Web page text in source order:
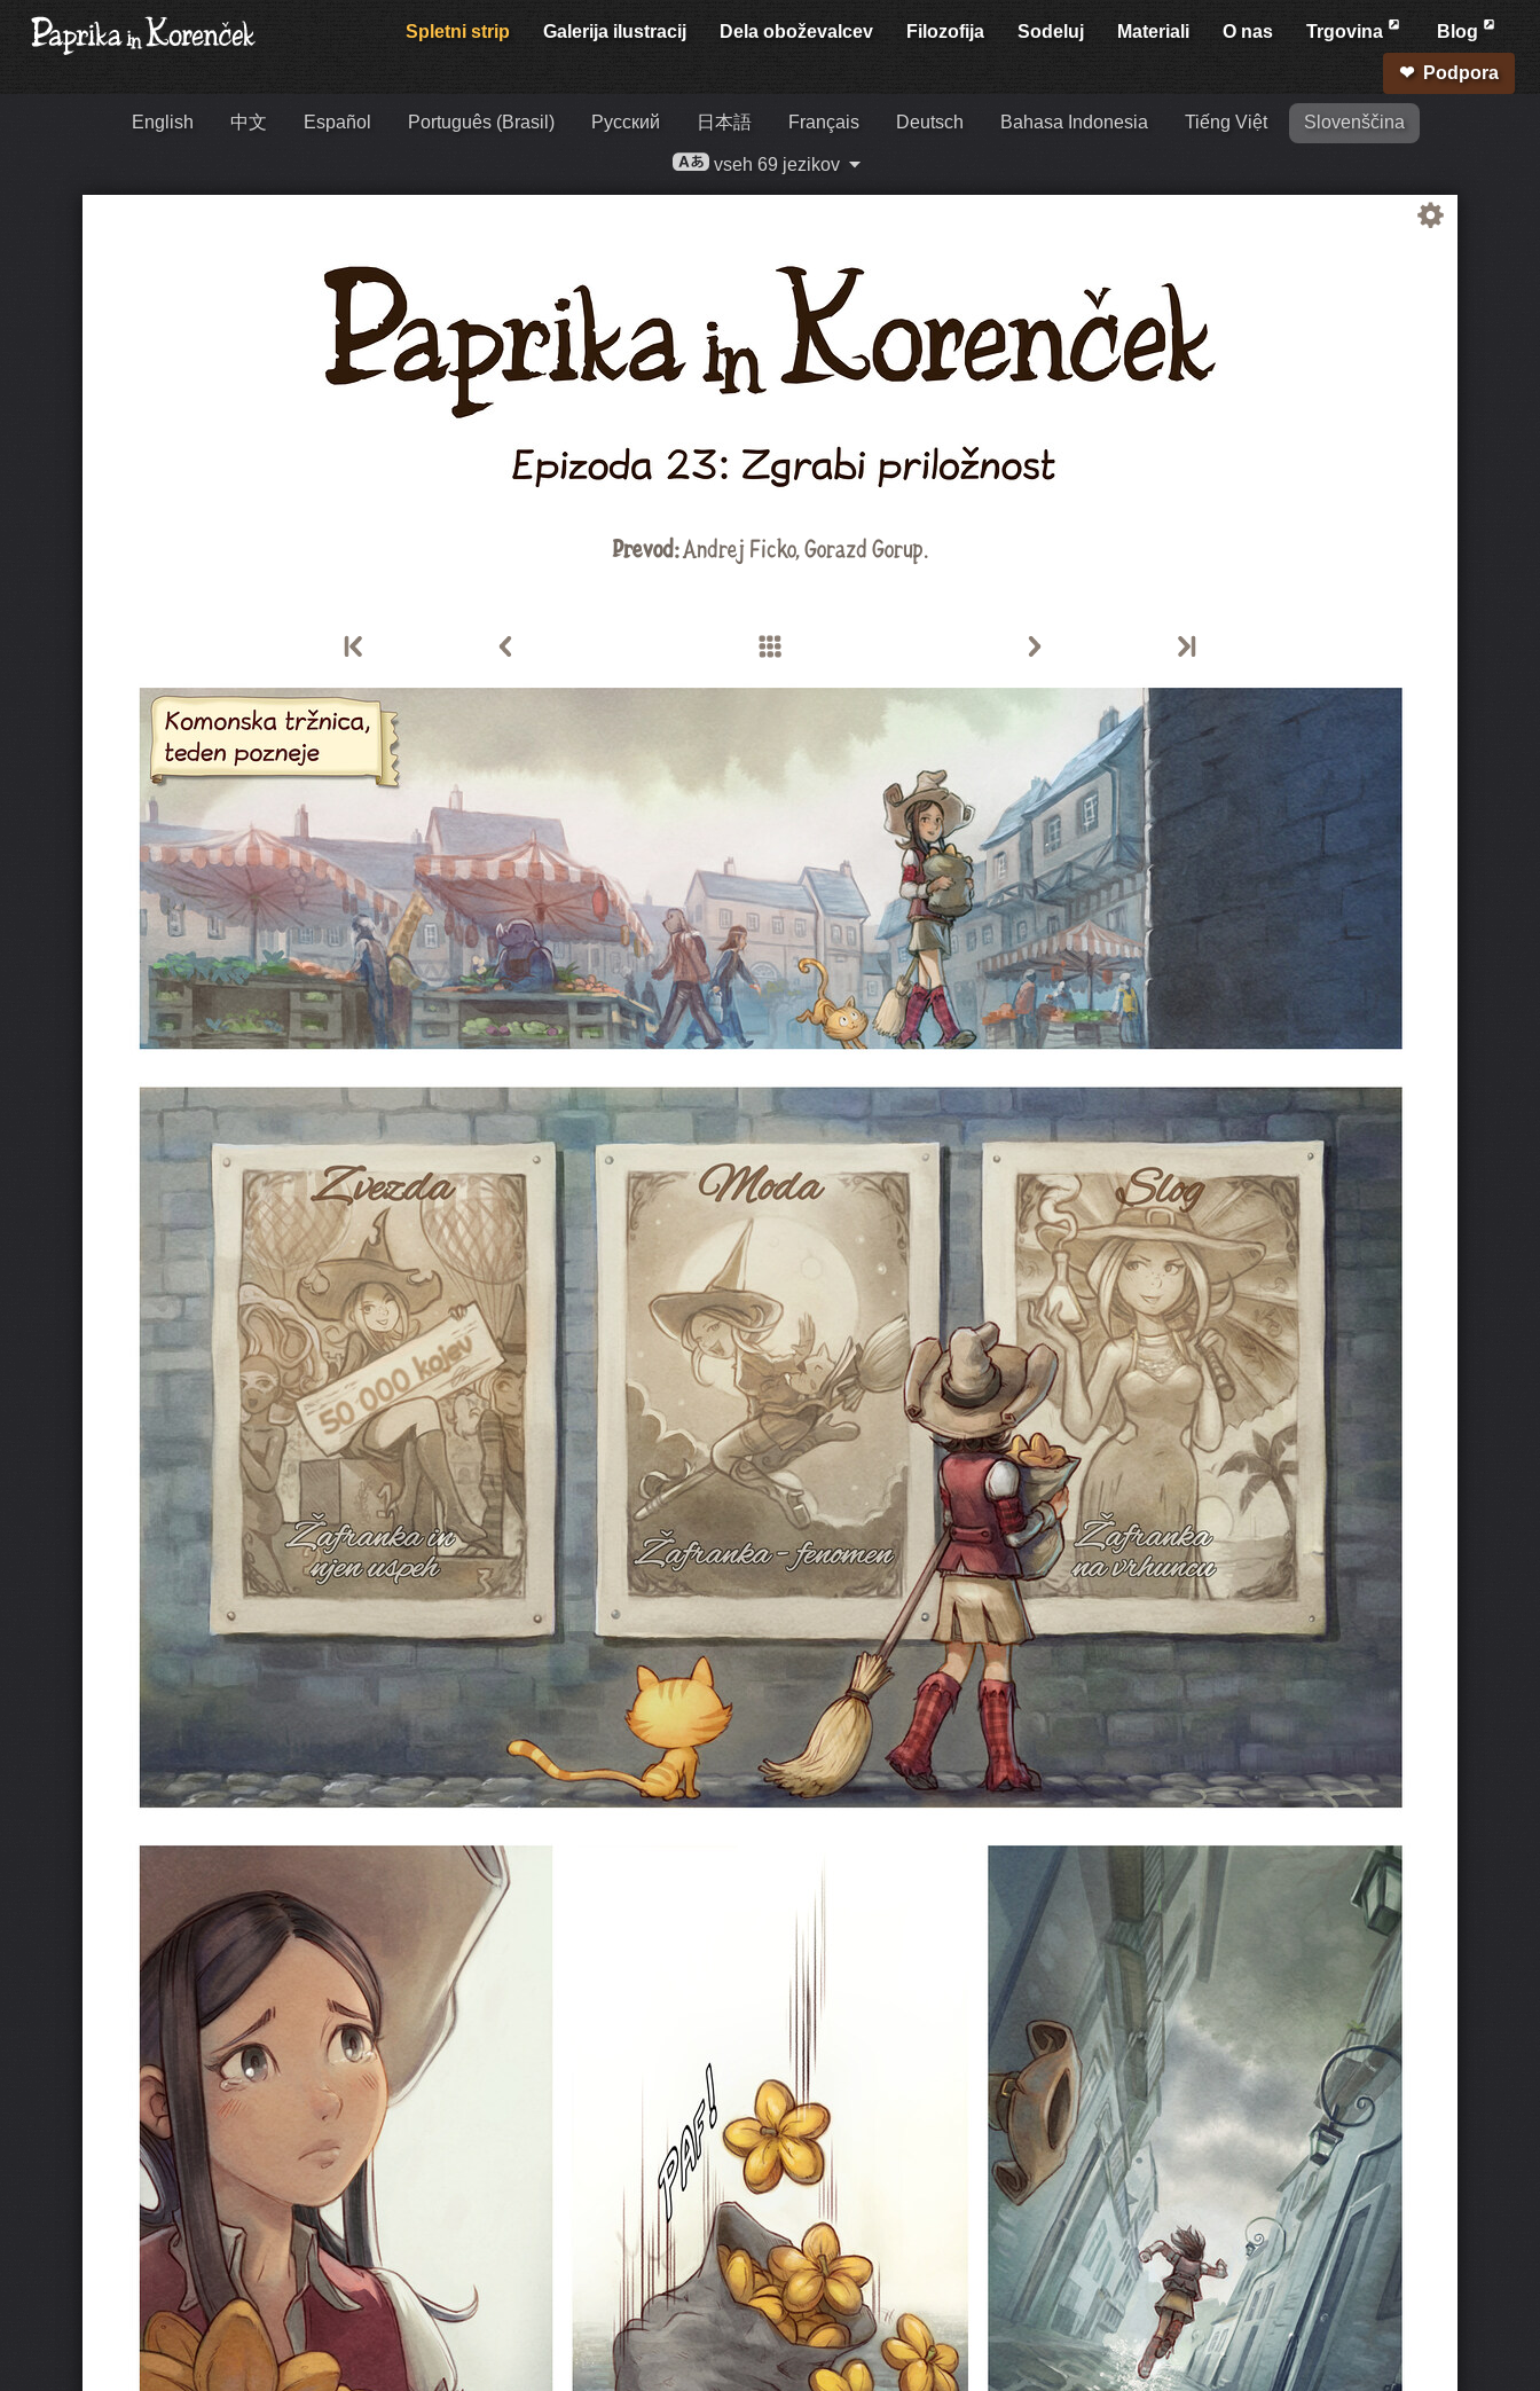
Spletni strip Galerija ilustracij Dela oboževalcev Filozofija Sodeluj Materiali O nas Trgovina Blog
Podpora
English 中文 Español Português (Brasil) Русский 日本語 Français Deutsch Bahasa Indonesia Tiếng Việt Slovenščina
vseh 69 jezikov
Prevod:Andrej Ficko,Gorazd Gorup.